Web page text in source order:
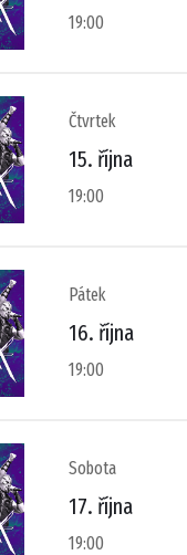
19:00
Čtvrtek
15. října
19:00
Pátek
16. října
19:00
Sobota
17. října
19:00